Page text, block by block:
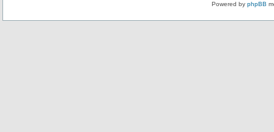
Powered by phpBB